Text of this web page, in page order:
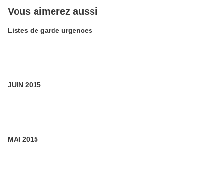
Vous aimerez aussi
Listes de garde urgences
JUIN 2015
MAI 2015